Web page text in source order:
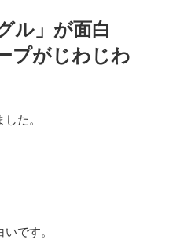
ル」が面白
プがじわじわ
た。
です。